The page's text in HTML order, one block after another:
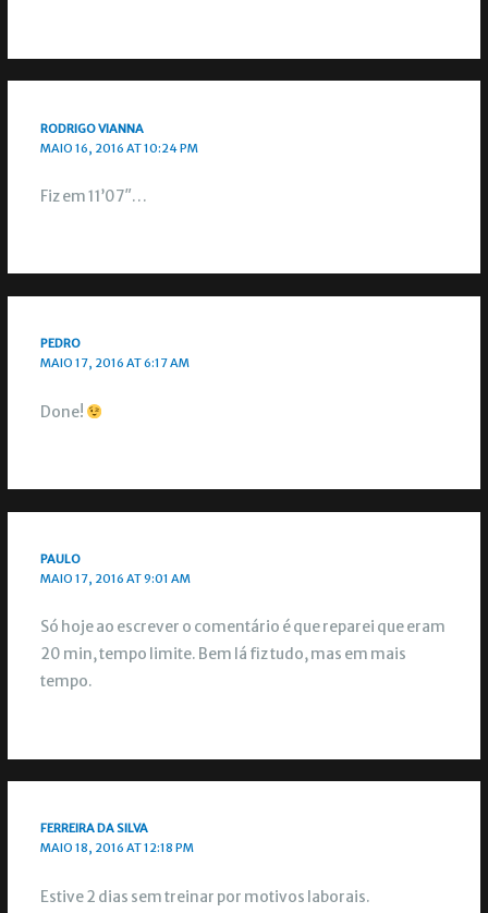
RODRIGO VIANNA
MAIO 16, 2016 AT 10:24 PM
Fiz em 11’07″…
PEDRO
MAIO 17, 2016 AT 6:17 AM
Done!
PAULO
MAIO 17, 2016 AT 9:01 AM
Só hoje ao escrever o comentário é que reparei que eram
20 min, tempo limite. Bem lá fiz tudo, mas em mais
tempo.
FERREIRA DA SILVA
MAIO 18, 2016 AT 12:18 PM
Estive 2 dias sem treinar por motivos laborais.